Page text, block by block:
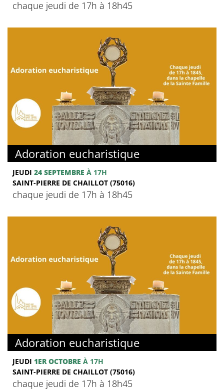
chaque jeudi de 17h à 18h45
Adoration eucharistique
JEUDI 24 SEPTEMBRE À 17H
SAINT-PIERRE DE CHAILLOT (75016)
chaque jeudi de 17h à 18h45
Adoration eucharistique
JEUDI 1ER OCTOBRE À 17H
SAINT-PIERRE DE CHAILLOT (75016)
chaque jeudi de 17h à 18h45